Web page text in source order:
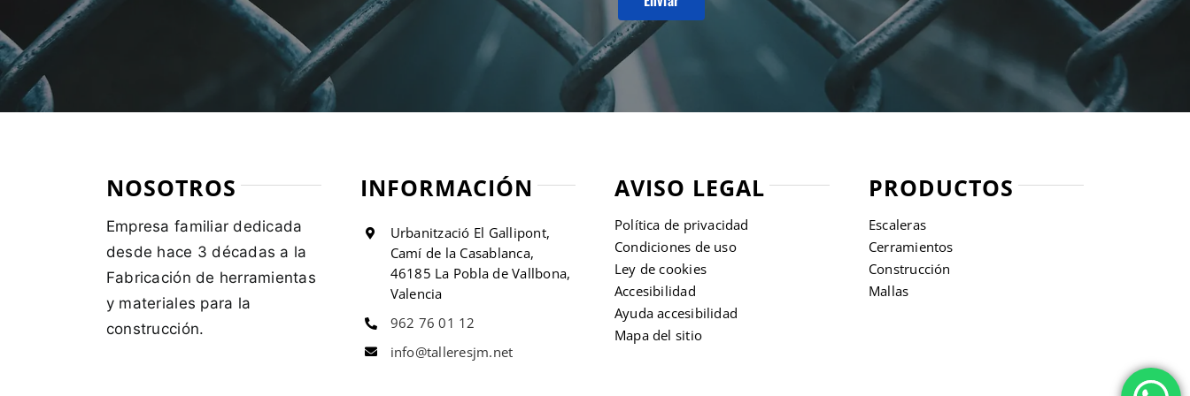
NOSOTROS
Empresa familiar dedicada
desde hace 3 décadas a la
Fabricación de herramientas
y materiales para la
construcción.
INFORMACIÓN
Urbanització El Gallipont,
Camí de la Casablanca,
46185 La Pobla de Vallbona,
Valencia
962 76 01 12
info@talleresjm.net
AVISO LEGAL
Política de privacidad
Condiciones de uso
Ley de cookies
Accesibilidad
Ayuda accesibilidad
Mapa del sitio
PRODUCTOS
Escaleras
Cerramientos
Construcción
Mallas